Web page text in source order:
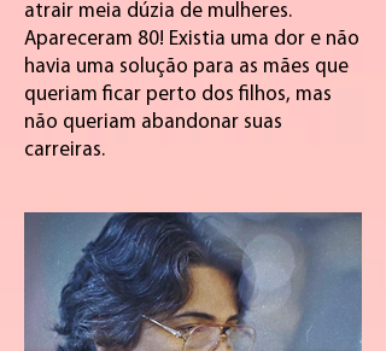
atrair meia dúzia de mulheres.
Apareceram 80! Existia uma dor e não
havia uma solução para as mães que
queriam ficar perto dos filhos, mas
não queriam abandonar suas
carreiras.